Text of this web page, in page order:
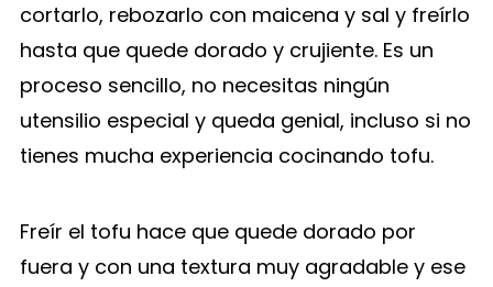
cortarlo, rebozarlo con maicena y sal y freírlo
hasta que quede dorado y crujiente. Es un
proceso sencillo, no necesitas ningún
utensilio especial y queda genial, incluso si no
tienes mucha experiencia cocinando tofu.
Freír el tofu hace que quede dorado por
fuera y con una textura muy agradable y ese